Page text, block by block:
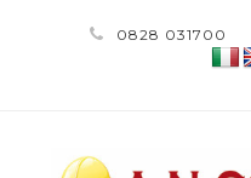
0828 031700